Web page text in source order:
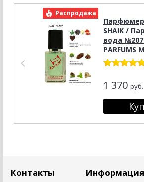
Распродажа
SHAIK /
вода №207
PARFUMS
UNISEX , 50
1 370 руб.
Контакты Информация